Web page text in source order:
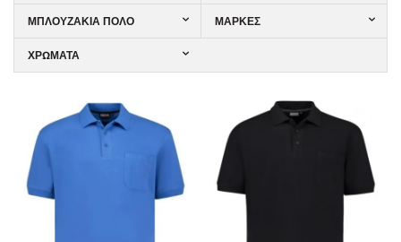
ΜΠΛΟΥΖΆΚΙΑ ΠΌΛΟ ΜΆΡΚΕΣ
ΧΡΏΜΑΤΑ